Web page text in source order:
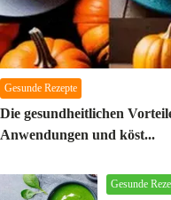
Gesunde Rezepte
Die gesundheitlichen
Anwendungen und köst...
Gesunde